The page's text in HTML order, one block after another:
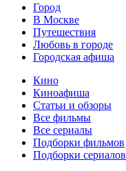
Город
В Москве
Путешествия
Любовь в городе
Городская афиша
Кино
Киноафиша
Статьи и обзоры
Все фильмы
Все сериалы
Подборки фильмов
Подборки сериалов